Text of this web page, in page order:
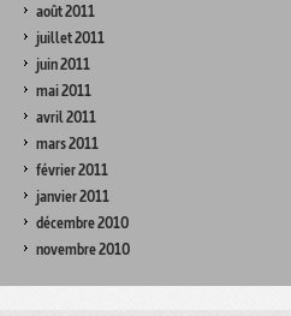
août 2011
juillet 2011
juin 2011
mai 2011
avril 2011
mars 2011
février 2011
janvier 2011
décembre 2010
novembre 2010